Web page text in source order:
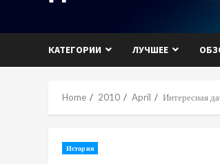
КАТЕГОРИИ ЛУЧШЕЕ
Home 2010 April Интересная
История